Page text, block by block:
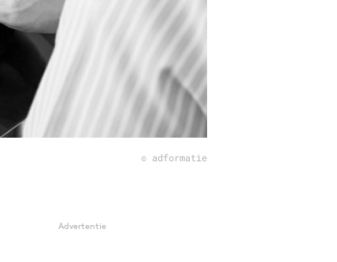
© adformatie
Advertentie